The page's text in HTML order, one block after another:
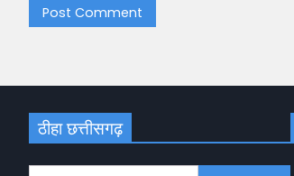
ठीहा छत्तीसगढ़